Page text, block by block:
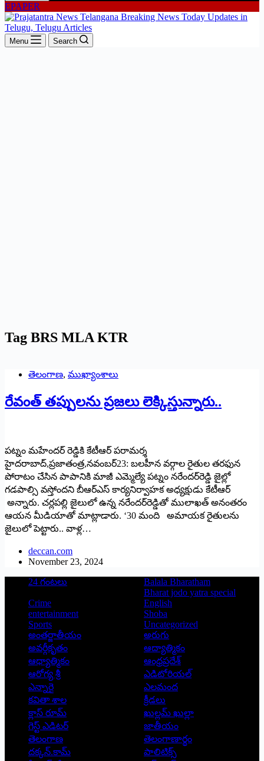
EPAPER
Menu Search
Tag BRS MLA KTR
తెలంగాణ, ముఖ్యాంశాలు
‌రేవంత్‌ ‌తప్పులను ప్రజలు లెక్కిస్తున్నారు..
పట్నం మహేందర్‌ ‌రెడ్డికి కేటీఆర్‌ ‌పరామర్శ
హైదరాబాద్‌,‌ప్రజాతంత్ర,నవంబర్‌23: ‌బలహీన వర్గాల రైతుల తరఫున
పోరాటం చేసిన పాపానికి మాజీ ఎమ్మెల్యే పట్నం నరేందర్‌రెడ్డి జైల్లో
గడపాల్సి వస్తోందని బీఆర్‌ఎస్‌ ‌కార్యనిర్వాహక అధ్యక్షుడు కేటీఆర్‌
అన్నారు. చర్లపల్లి జైలులో ఉన్న నరేందర్‌రెడ్డితో ములాఖత్‌ అనంతరం
ఆయన మీడియాతో మాట్లాడారు. ‘30 మంది అమాయక రైతులను
జైలులో పెట్టారు.. వాళ్ల…
deccan.com
November 23, 2024
24 గంటలు
Balala Bharatham
Bharat jodo yatra special
Crime
English
entertainment
Shoba
Sports
Uncategorized
అంతర్జాతీయం
అరుగు
అవర్గీకృతం
ఆద్యాత్మికం
ఆధ్యాత్మికం
ఆంధ్రప్రదేశ్
ఆరోగ్య శ్రీ
ఎడిటోరియల్
ఎన్నారై
ఎలమంద
కవితా శాల
క్రీడలు
క్లాస్ రూమ్
ఖుల్లమ్ ఖుల్లా
గెస్ట్ ఎడిటర్
జాతీయం
తెలంగాణ
తెలంగాణార్థం
దక్కన్.కామ్
పాలిటిక్స్